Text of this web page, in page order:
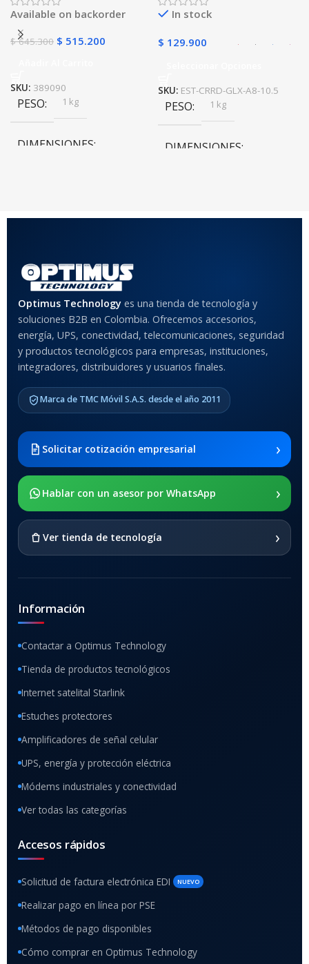
Available on backorder
$645.300 $ 515.200
SKU: 389090
PESO 1 kg
DIMENSIONES
In stock
$ 129.900
SKU: EST-CRRD-GLX-A8-10.5
PESO 1 kg
DIMENSIONES
COLOR
Anti-Shock
MODELO DE TABLETS
COMPATIBLES
2021 SM-x200 / Samsung
Galaxy Tab A8 10.5 2021 SM-
x205
SOPORTE DE APOYO
Optimus Technology es una tienda de tecnología y
soluciones B2B en Colombia. Ofrecemos accesorios,
energía, UPS, conectividad, telecomunicaciones, seguridad
y productos tecnológicos para empresas, instituciones,
integradores, distribuidores y usuarios finales.
Marca de TMC Móvil S.A.S. desde el año 2011
Solicitar cotización empresarial ›
Hablar con un asesor por WhatsApp ›
Ver tienda de tecnología ›
Información
Contactar a Optimus Technology
Tienda de productos tecnológicos
Internet satelital Starlink
Estuches protectores
Amplificadores de señal celular
UPS, energía y protección eléctrica
Módems industriales y conectividad
Ver todas las categorías
Accesos rápidos
Solicitud de factura electrónica EDI NUEVO
Realizar pago en línea por PSE
Métodos de pago disponibles
Cómo comprar en Optimus Technology